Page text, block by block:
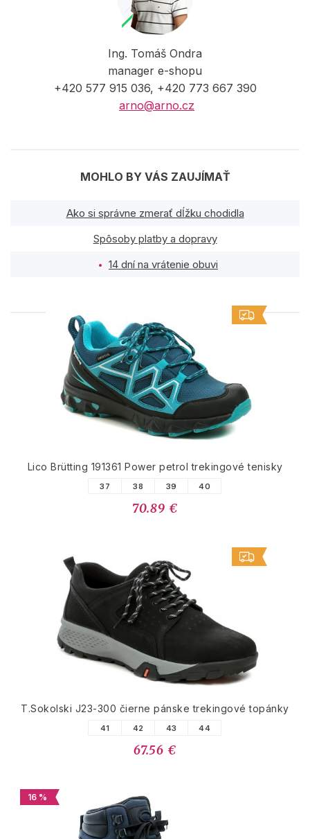
Ing. Tomáš Ondra
manager e-shopu
+420 577 915 036, +420 773 667 390
arno@arno.cz
MOHLO BY VÁS ZAUJÍMAŤ
Ako si správne zmerať dĺžku chodidla
Spôsoby platby a dopravy
14 dní na vrátenie obuvi
PODOBNÉ PRODUKTY
Lico Brütting 191361 Power petrol trekingové tenisky
37 38 39 40
70.89 €
T.Sokolski J23-300 čierne pánske trekingové topánky
41 42 43 44
67.56 €
16 %